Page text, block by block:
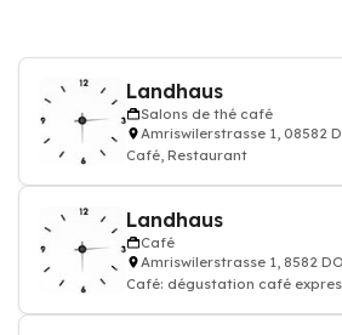
Landhaus
Salons de thé café
Amriswilerstrasse 1, 08582
Café, Restaurant
Landhaus
Café
Amriswilerstrasse 1, 8582
Café: dégustation café